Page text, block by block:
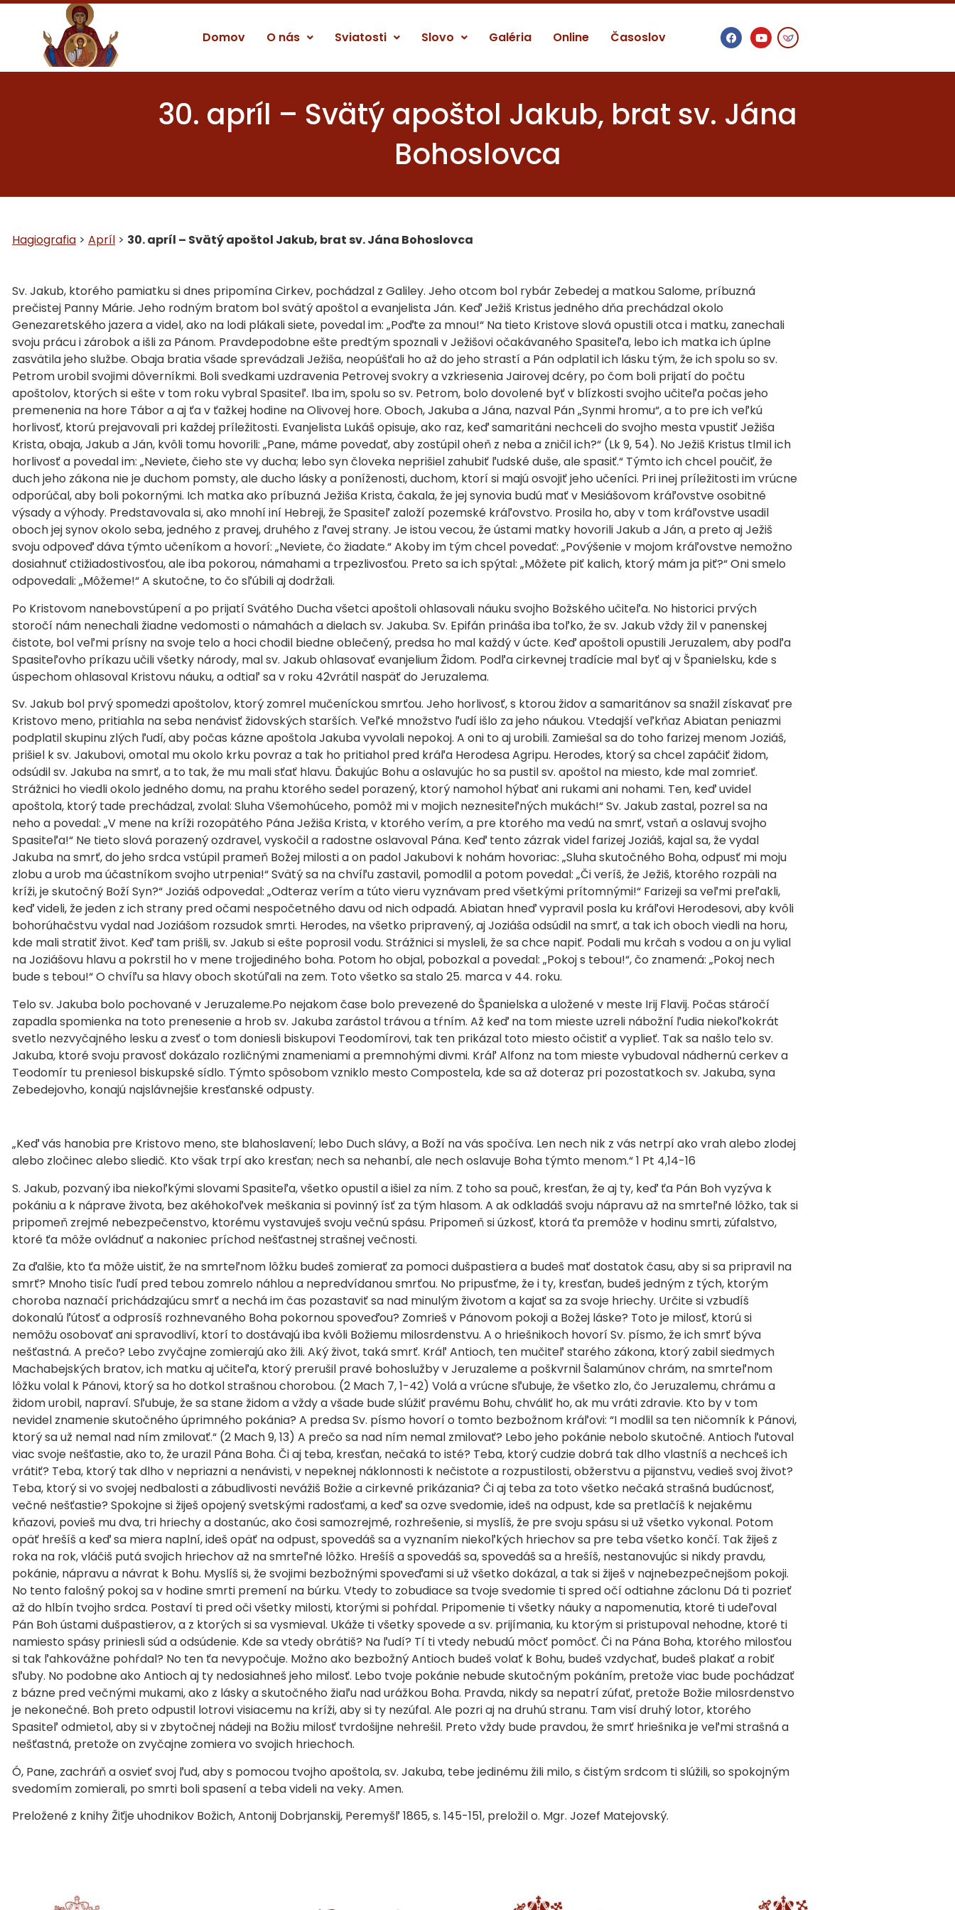
Domov O nás Sviatosti Slovo Galéria Online Časoslov
30. apríl – Svätý apoštol Jakub, brat sv. Jána
Bohoslovca
Hagiografia > Apríl > 30. apríl – Svätý apoštol Jakub, brat sv. Jána Bohoslovca
Sv. Jakub, ktorého pamiatku si dnes pripomína Cirkev, pochádzal z Galiley. Jeho otcom bol rybár Zebedej a matkou Salome, príbuzná
prečistej Panny Márie. Jeho rodným bratom bol svätý apoštol a evanjelista Ján. Keď Ježiš Kristus jedného dňa prechádzal okolo
Genezaretského jazera a videl, ako na lodi plákali siete, povedal im: „Poďte za mnou!“ Na tieto Kristove slová opustili otca i matku, zanechali
svoju prácu i zárobok a išli za Pánom. Pravdepodobne ešte predtým spoznali v Ježišovi očakávaného Spasiteľa, lebo ich matka ich úplne
zasvätila jeho službe. Obaja bratia všade sprevádzali Ježiša, neopúšťali ho až do jeho strastí a Pán odplatil ich lásku tým, že ich spolu so sv.
Petrom urobil svojimi dôverníkmi. Boli svedkami uzdravenia Petrovej svokry a vzkriesenia Jairovej dcéry, po čom boli prijatí do počtu
apoštolov, ktorých si ešte v tom roku vybral Spasiteľ. Iba im, spolu so sv. Petrom, bolo dovolené byť v blízkosti svojho učiteľa počas jeho
premenenia na hore Tábor a aj ťa v ťažkej hodine na Olivovej hore. Oboch, Jakuba a Jána, nazval Pán „Synmi hromu“, a to pre ich veľkú
horlivosť, ktorú prejavovali pri každej príležitosti. Evanjelista Lukáš opisuje, ako raz, keď samaritáni nechceli do svojho mesta vpustiť Ježiša
Krista, obaja, Jakub a Ján, kvôli tomu hovorili: „Pane, máme povedať, aby zostúpil oheň z neba a zničil ich?“ (Lk 9, 54). No Ježiš Kristus tlmil ich
horlivosť a povedal im: „Neviete, čieho ste vy ducha; lebo syn človeka neprišiel zahubiť ľudské duše, ale spasiť.“ Týmto ich chcel poučiť, že
duch jeho zákona nie je duchom pomsty, ale ducho lásky a poníženosti, duchom, ktorí si majú osvojiť jeho učeníci. Pri inej príležitosti im vrúcne
odporúčal, aby boli pokornými. Ich matka ako príbuzná Ježiša Krista, čakala, že jej synovia budú mať v Mesiášovom kráľovstve osobitné
výsady a výhody. Predstavovala si, ako mnohí iní Hebreji, že Spasiteľ založí pozemské kráľovstvo. Prosila ho, aby v tom kráľovstve usadil
oboch jej synov okolo seba, jedného z pravej, druhého z ľavej strany. Je istou vecou, že ústami matky hovorili Jakub a Ján, a preto aj Ježiš
svoju odpoveď dáva týmto učeníkom a hovorí: „Neviete, čo žiadate.“ Akoby im tým chcel povedať: „Povýšenie v mojom kráľovstve nemožno
dosiahnuť ctižiadostivosťou, ale iba pokorou, námahami a trpezlivosťou. Preto sa ich spýtal: „Môžete piť kalich, ktorý mám ja piť?“ Oni smelo
odpovedali: „Môžeme!“ A skutočne, to čo sľúbili aj dodržali.
Po Kristovom nanebovstúpení a po prijatí Svätého Ducha všetci apoštoli ohlasovali náuku svojho Božského učiteľa. No historici prvých
storočí nám nenechali žiadne vedomosti o námahách a dielach sv. Jakuba. Sv. Epifán prináša iba toľko, že sv. Jakub vždy žil v panenskej
čistote, bol veľmi prísny na svoje telo a hoci chodil biedne oblečený, predsa ho mal každý v úcte. Keď apoštoli opustili Jeruzalem, aby podľa
Spasiteľovho príkazu učili všetky národy, mal sv. Jakub ohlasovať evanjelium Židom. Podľa cirkevnej tradície mal byť aj v Španielsku, kde s
úspechom ohlasoval Kristovu náuku, a odtiaľ sa v roku 42vrátil naspäť do Jeruzalema.
Sv. Jakub bol prvý spomedzi apoštolov, ktorý zomrel mučeníckou smrťou. Jeho horlivosť, s ktorou židov a samaritánov sa snažil získavať pre
Kristovo meno, pritiahla na seba nenávisť židovských starších. Veľké množstvo ľudí išlo za jeho náukou. Vtedajší veľkňaz Abiatan peniazmi
podplatil skupinu zlých ľudí, aby počas kázne apoštola Jakuba vyvolali nepokoj. A oni to aj urobili. Zamiešal sa do toho farizej menom Joziáš,
prišiel k sv. Jakubovi, omotal mu okolo krku povraz a tak ho pritiahol pred kráľa Herodesa Agripu. Herodes, ktorý sa chcel zapáčiť židom,
odsúdil sv. Jakuba na smrť, a to tak, že mu mali sťať hlavu. Ďakujúc Bohu a oslavujúc ho sa pustil sv. apoštol na miesto, kde mal zomrieť.
Strážnici ho viedli okolo jedného domu, na prahu ktorého sedel porazený, ktorý namohol hýbať ani rukami ani nohami. Ten, keď uvidel
apoštola, ktorý tade prechádzal, zvolal: Sluha Všemohúceho, pomôž mi v mojich neznesiteľných mukách!“ Sv. Jakub zastal, pozrel sa na
neho a povedal: „V mene na kríži rozopätého Pána Ježiša Krista, v ktorého verím, a pre ktorého ma vedú na smrť, vstaň a oslavuj svojho
Spasiteľa!“ Ne tieto slová porazený ozdravel, vyskočil a radostne oslavoval Pána. Keď tento zázrak videl farizej Joziáš, kajal sa, že vydal
Jakuba na smrť, do jeho srdca vstúpil prameň Božej milosti a on padol Jakubovi k nohám hovoriac: „Sluha skutočného Boha, odpusť mi moju
zlobu a urob ma účastníkom svojho utrpenia!“ Svätý sa na chvíľu zastavil, pomodlil a potom povedal: „Či veríš, že Ježiš, ktorého rozpäli na
kríži, je skutočný Boží Syn?“ Joziáš odpovedal: „Odteraz verím a túto vieru vyznávam pred všetkými prítomnými!“ Farizeji sa veľmi preľakli,
keď videli, že jeden z ich strany pred očami nespočetného davu od nich odpadá. Abiatan hneď vypravil posla ku kráľovi Herodesovi, aby kvôli
bohorúhačstvu vydal nad Joziášom rozsudok smrti. Herodes, na všetko pripravený, aj Joziáša odsúdil na smrť, a tak ich oboch viedli na horu,
kde mali stratiť život. Keď tam prišli, sv. Jakub si ešte poprosil vodu. Strážnici si mysleli, že sa chce napiť. Podali mu krčah s vodou a on ju vylial
na Joziášovu hlavu a pokrstil ho v mene trojjediného boha. Potom ho objal, pobozkal a povedal: „Pokoj s tebou!“, čo znamená: „Pokoj nech
bude s tebou!“ O chvíľu sa hlavy oboch skotúľali na zem. Toto všetko sa stalo 25. marca v 44. roku.
Telo sv. Jakuba bolo pochované v Jeruzaleme.Po nejakom čase bolo prevezené do Španielska a uložené v meste Irij Flavij. Počas stáročí
zapadla spomienka na toto prenesenie a hrob sv. Jakuba zarástol trávou a tŕním. Až keď na tom mieste uzreli nábožní ľudia niekoľkokrát
svetlo nezvyčajného lesku a zvesť o tom doniesli biskupovi Teodomírovi, tak ten prikázal toto miesto očistiť a vyplieť. Tak sa našlo telo sv.
Jakuba, ktoré svoju pravosť dokázalo rozličnými znameniami a premnohými divmi. Kráľ Alfonz na tom mieste vybudoval nádhernú cerkev a
Teodomír tu preniesol biskupské sídlo. Týmto spôsobom vzniklo mesto Compostela, kde sa až doteraz pri pozostatkoch sv. Jakuba, syna
Zebedejovho, konajú najslávnejšie kresťanské odpusty.
„Keď vás hanobia pre Kristovo meno, ste blahoslavení; lebo Duch slávy, a Boží na vás spočíva. Len nech nik z vás netrpí ako vrah alebo zlodej
alebo zločinec alebo sliedič. Kto však trpí ako kresťan; nech sa nehanbí, ale nech oslavuje Boha týmto menom.“ 1 Pt 4,14-16
S. Jakub, pozvaný iba niekoľkými slovami Spasiteľa, všetko opustil a išiel za ním. Z toho sa pouč, kresťan, že aj ty, keď ťa Pán Boh vyzýva k
pokániu a k náprave života, bez akéhokoľvek meškania si povinný ísť za tým hlasom. A ak odkladáš svoju nápravu až na smrteľné lôžko, tak si
pripomeň zrejmé nebezpečenstvo, ktorému vystavuješ svoju večnú spásu. Pripomeň si úzkosť, ktorá ťa premôže v hodinu smrti, zúfalstvo,
ktoré ťa môže ovládnuť a nakoniec príchod nešťastnej strašnej večnosti.
Za ďalšie, kto ťa môže uistiť, že na smrteľnom lôžku budeš zomierať za pomoci dušpastiera a budeš mať dostatok času, aby si sa pripravil na
smrť? Mnoho tisíc ľudí pred tebou zomrelo náhlou a nepredvídanou smrťou. No pripusťme, že i ty, kresťan, budeš jedným z tých, ktorým
choroba naznačí prichádzajúcu smrť a nechá im čas pozastaviť sa nad minulým životom a kajať sa za svoje hriechy. Určite si vzbudíš
dokonalú ľútosť a odprosíš rozhnevaného Boha pokornou spoveďou? Zomrieš v Pánovom pokoji a Božej láske? Toto je milosť, ktorú si
nemôžu osobovať ani spravodliví, ktorí to dostávajú iba kvôli Božiemu milosrdenstvu. A o hriešnikoch hovorí Sv. písmo, že ich smrť býva
nešťastná. A prečo? Lebo zvyčajne zomierajú ako žili. Aký život, taká smrť. Kráľ Antioch, ten mučiteľ starého zákona, ktorý zabil siedmych
Machabejských bratov, ich matku aj učiteľa, ktorý prerušil pravé bohoslužby v Jeruzaleme a poškvrnil Šalamúnov chrám, na smrteľnom
lôžku volal k Pánovi, ktorý sa ho dotkol strašnou chorobou. (2 Mach 7, 1-42) Volá a vrúcne sľubuje, že všetko zlo, čo Jeruzalemu, chrámu a
židom urobil, napraví. Sľubuje, že sa stane židom a vždy a všade bude slúžiť pravému Bohu, chváliť ho, ak mu vráti zdravie. Kto by v tom
nevidel znamenie skutočného úprimného pokánia? A predsa Sv. písmo hovorí o tomto bezbožnom kráľovi: “I modlil sa ten ničomník k Pánovi,
ktorý sa už nemal nad ním zmilovať.“ (2 Mach 9, 13) A prečo sa nad ním nemal zmilovať? Lebo jeho pokánie nebolo skutočné. Antioch ľutoval
viac svoje nešťastie, ako to, že urazil Pána Boha. Či aj teba, kresťan, nečaká to isté? Teba, ktorý cudzie dobrá tak dlho vlastníš a nechceš ich
vrátiť? Teba, ktorý tak dlho v nepriazni a nenávisti, v nepeknej náklonnosti k nečistote a rozpustilosti, obžerstvu a pijanstvu, vedieš svoj život?
Teba, ktorý si vo svojej nedbalosti a zábudlivosti nevážiš Božie a cirkevné prikázania? Či aj teba za toto všetko nečaká strašná budúcnosť,
večné nešťastie? Spokojne si žiješ opojený svetskými radosťami, a keď sa ozve svedomie, ideš na odpust, kde sa pretlačíš k nejakému
kňazovi, povieš mu dva, tri hriechy a dostanúc, ako čosi samozrejmé, rozhrešenie, si myslíš, že pre svoju spásu si už všetko vykonal. Potom
opäť hrešíš a keď sa miera naplní, ideš opäť na odpust, spovedáš sa a vyznaním niekoľkých hriechov sa pre teba všetko končí. Tak žiješ z
roka na rok, vláčiš putá svojich hriechov až na smrteľné lôžko. Hrešíš a spovedáš sa, spovedáš sa a hrešíš, nestanovujúc si nikdy pravdu,
pokánie, nápravu a návrat k Bohu. Myslíš si, že svojimi bezbožnými spoveďami si už všetko dokázal, a tak si žiješ v najnebezpečnejšom pokoji.
No tento falošný pokoj sa v hodine smrti premení na búrku. Vtedy to zobudiace sa tvoje svedomie ti spred očí odtiahne záclonu Dá ti pozrieť
až do hlbín tvojho srdca. Postaví ti pred oči všetky milosti, ktorými si pohŕdal. Pripomenie ti všetky náuky a napomenutia, ktoré ti udeľoval
Pán Boh ústami dušpastierov, a z ktorých si sa vysmieval. Ukáže ti všetky spovede a sv. prijímania, ku ktorým si pristupoval nehodne, ktoré ti
namiesto spásy priniesli súd a odsúdenie. Kde sa vtedy obrátiš? Na ľudí? Tí ti vtedy nebudú môcť pomôcť. Či na Pána Boha, ktorého milosťou
si tak ľahkovážne pohŕdal? No ten ťa nevypočuje. Možno ako bezbožný Antioch budeš volať k Bohu, budeš vzdychať, budeš plakať a robiť
sľuby. No podobne ako Antioch aj ty nedosiahneš jeho milosť. Lebo tvoje pokánie nebude skutočným pokáním, pretože viac bude pochádzať
z bázne pred večnými mukami, ako z lásky a skutočného žiaľu nad urážkou Boha. Pravda, nikdy sa nepatrí zúfať, pretože Božie milosrdenstvo
je nekonečné. Boh preto odpustil lotrovi visiacemu na kríži, aby si ty nezúfal. Ale pozri aj na druhú stranu. Tam visí druhý lotor, ktorého
Spasiteľ odmietol, aby si v zbytočnej nádeji na Božiu milosť tvrdošijne nehrešil. Preto vždy bude pravdou, že smrť hriešnika je veľmi strašná a
nešťastná, pretože on zvyčajne zomiera vo svojich hriechoch.
Ó, Pane, zachráň a osvieť svoj ľud, aby s pomocou tvojho apoštola, sv. Jakuba, tebe jedinému žili milo, s čistým srdcom ti slúžili, so spokojným
svedomím zomierali, po smrti boli spasení a teba videli na veky. Amen.
Preložené z knihy Žiťje uhodnikov Božich, Antonij Dobrjanskij, Peremyšľ 1865, s. 145-151, preložil o. Mgr. Jozef Matejovský.